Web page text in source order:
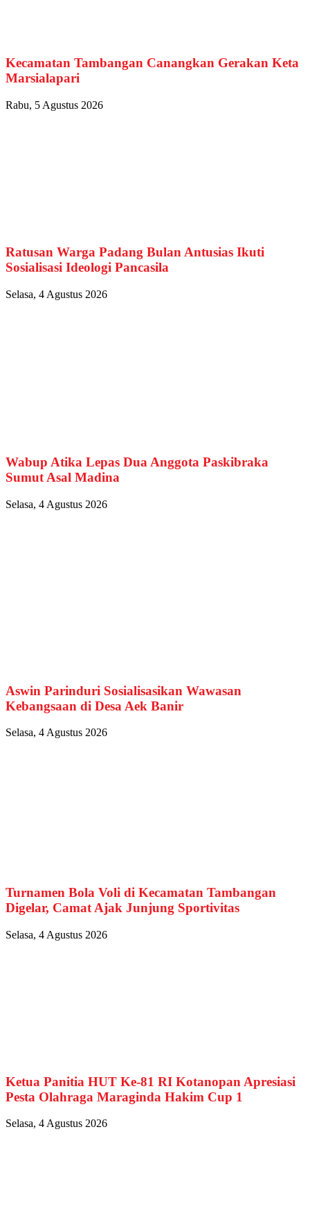
Kecamatan Tambangan Canangkan Gerakan Keta
Marsialapari
Rabu, 5 Agustus 2026
Ratusan Warga Padang Bulan Antusias Ikuti
Sosialisasi Ideologi Pancasila
Selasa, 4 Agustus 2026
Wabup Atika Lepas Dua Anggota Paskibraka
Sumut Asal Madina
Selasa, 4 Agustus 2026
Aswin Parinduri Sosialisasikan Wawasan
Kebangsaan di Desa Aek Banir
Selasa, 4 Agustus 2026
Turnamen Bola Voli di Kecamatan Tambangan
Digelar, Camat Ajak Junjung Sportivitas
Selasa, 4 Agustus 2026
Ketua Panitia HUT Ke-81 RI Kotanopan Apresiasi
Pesta Olahraga Maraginda Hakim Cup 1
Selasa, 4 Agustus 2026